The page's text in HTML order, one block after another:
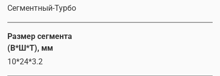
Сегментный-Турбо
Размер сегмента
(В*Ш*Т), мм
10*24*3.2